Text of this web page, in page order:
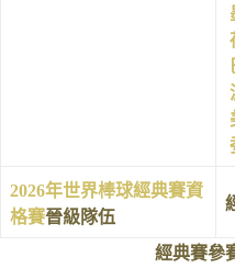
2026年世界棒球經典賽資
格賽晉級隊伍
經典賽參